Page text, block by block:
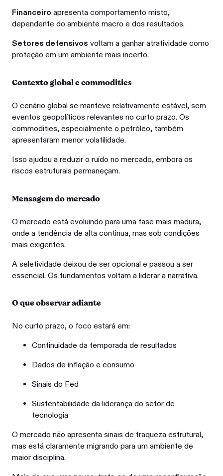
Financeiro apresenta comportamento misto,
dependente do ambiente macro e dos resultados.
Setores defensivos voltam a ganhar atratividade como
proteção em um ambiente mais incerto.
Contexto global e commodities
O cenário global se manteve relativamente estável, sem
eventos geopolíticos relevantes no curto prazo. Os
commodities, especialmente o petróleo, também
apresentaram menor volatilidade.
Isso ajudou a reduzir o ruído no mercado, embora os
riscos estruturais permaneçam.
Mensagem do mercado
O mercado está evoluindo para uma fase mais madura,
onde a tendência de alta continua, mas sob condições
mais exigentes.
A seletividade deixou de ser opcional e passou a ser
essencial. Os fundamentos voltam a liderar a narrativa.
O que observar adiante
No curto prazo, o foco estará em:
Continuidade da temporada de resultados
Dados de inflação e consumo
Sinais do Fed
Sustentabilidade da liderança do setor de
tecnologia
O mercado não apresenta sinais de fraqueza estrutural,
mas está claramente migrando para um ambiente de
maior disciplina.